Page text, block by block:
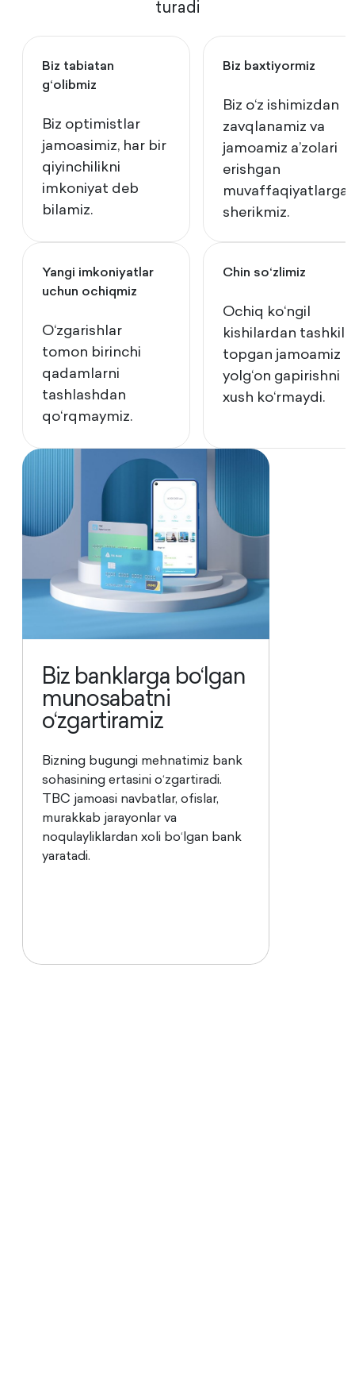
turadi
Biz tabiatan
gʻolibmiz
Biz optimistlar
jamoasimiz, har bir
qiyinchilikni
imkoniyat deb
bilamiz.
Biz baxtiyormiz
Biz oʻz ishimizdan
zavqlanamiz va
jamoamiz a’zolari
erishgan
muvaffaqiyatlarga
sherikmiz.
Yangi imkoniyatlar
uchun ochiqmiz
Oʻzgarishlar
tomon birinchi
qadamlarni
tashlashdan
qoʻrqmaymiz.
Chin soʻzlimiz
Ochiq koʻngil
kishilardan tashkil
topgan jamoamiz
yolgʻon gapirishni
xush koʻrmaydi.
Biz banklarga bo‘lgan
munosabatni
o‘zgartiramiz
Bizning bugungi mehnatimiz bank
sohasining ertasini o‘zgartiradi.
TBC jamoasi navbatlar, ofislar,
murakkab jarayonlar va
noqulayliklardan xoli bo‘lgan bank
yaratadi.